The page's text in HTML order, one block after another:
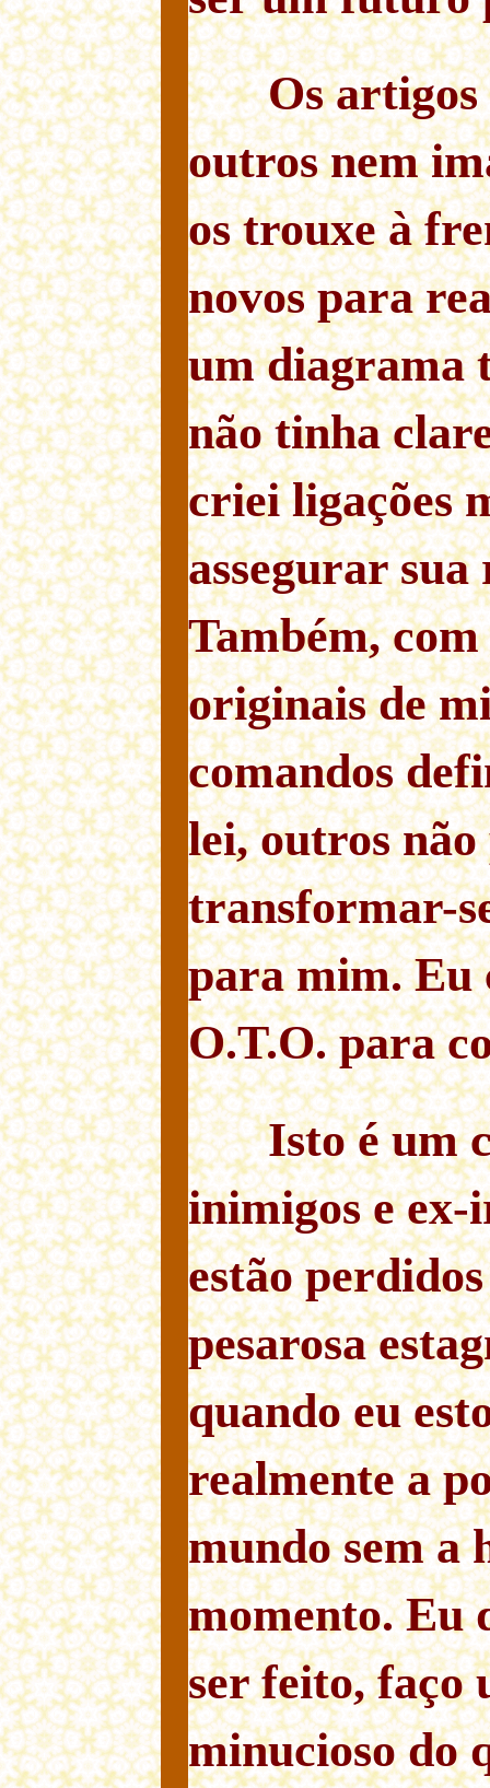
Os
outros nem
os trouxe à
novos para
um diagrama
não tinha
criei ligações
assegurar sua
Também,
originais de
comandos
lei, outros
transformar-
para mim. Eu
O.T.O. para
Isto é um
inimigos e ex-
estão
pesarosa
quando eu
realmente a
mundo sem a
momento. Eu
ser feito, faço
minucioso do